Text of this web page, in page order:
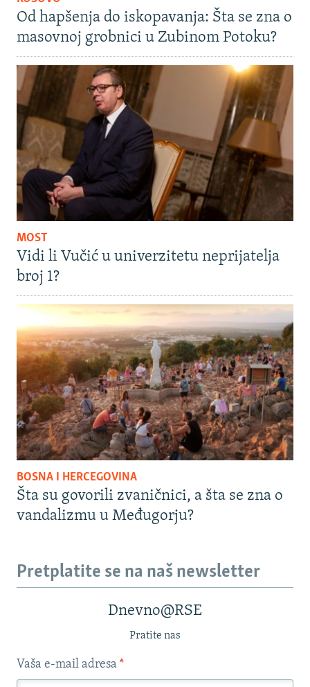
Od hapšenja do iskopavanja: Šta se zna o
masovnoj grobnici u Zubinom Potoku?
MOST
Vidi li Vučić u univerzitetu neprijatelja
broj 1?
BOSNA I HERCEGOVINA
Šta su govorili zvaničnici, a šta se zna o
vandalizmu u Međugorju?
Pretplatite se na naš newsletter
Dnevno@RSE
Pratite nas
Vaša e-mail adresa *